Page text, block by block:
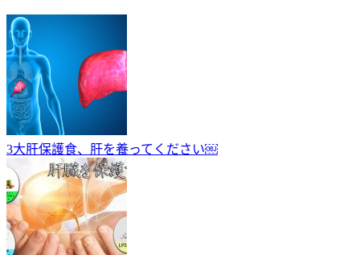
3大肝保護食、肝を養ってください￼